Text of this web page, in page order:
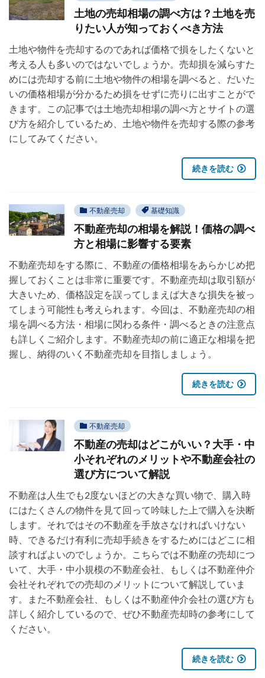
土地の売却相場の調べ方は？土地を売
りたい人が知っておくべき方法
土地や物件を売却するのであれば価格で損をしたくないと
考える人も多いのではないでしょうか。売却損を減らすた
めには売却する前に土地や物件の相場を調べると、だいた
いの価格相場が分かるため損をせずに売りに出すことがで
きます。この記事では土地売却相場の調べ方とサイトの選
び方を紹介しているため、土地や物件を売却する際の参考
にしてみてください。
続きを読む
不動産売却 基礎知識
不動産売却の相場を解説！価格の調べ
方と相場に影響する要素
不動産売却をする際に、不動産の価格相場をあらかじめ把
握しておくことは非常に重要です。不動産売却は取引額が
大きいため、価格設定を誤ってしまえば大きな損失を被っ
てしまう可能性も考えられます。今回は、不動産売却の相
場を調べる方法・相場に関わる条件・調べるときの注意点
も詳しくご紹介します。不動産売却の前に適正な相場を把
握し、納得のいく不動産売却を目指しましょう。
続きを読む
不動産売却
不動産の売却はどこがいい？大手・中
小それぞれのメリットや不動産会社の
選び方について解説
不動産は人生でも2度ないほどの大きな買い物で、購入時
にはたくさんの物件を見て回って吟味した上で購入を決断
します。それではその不動産を手放さなければいけない
時、できるだけ有利に売却手続きをするためにはどこに相
談すればよいのでしょうか。こちらでは不動産の売却につ
いて、大手・中小規模の不動産会社、もしくは不動産仲介
会社それぞれでの売却のメリットについて解説していま
す。また不動産会社、もしくは不動産仲介会社の選び方も
詳しく紹介しているので、ぜひ不動産売却時の参考にして
ください。
続きを読む